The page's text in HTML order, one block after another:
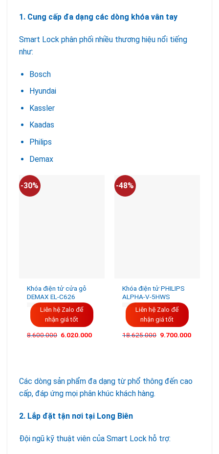
1. Cung cấp đa dạng các dòng khóa vân tay
Smart Lock phân phối nhiều thương hiệu nổi tiếng
như:
Bosch
Hyundai
Kassler
Kaadas
Philips
Demax
-30%
Khóa điện tử cửa gỗ
DEMAX EL-C626
Liên hệ Zalo để
nhận giá tốt
8.600.000 6.020.000
-48%
Khóa điện tử PHILIPS
ALPHA-V-5HWS
Liên hệ Zalo để
nhận giá tốt
18.625.000 9.700.000
Các dòng sản phẩm đa dạng từ phổ thông đến cao
cấp, đáp ứng mọi phân khúc khách hàng.
2. Lắp đặt tận nơi tại Long Biên
Đội ngũ kỹ thuật viên của Smart Lock hỗ trợ: